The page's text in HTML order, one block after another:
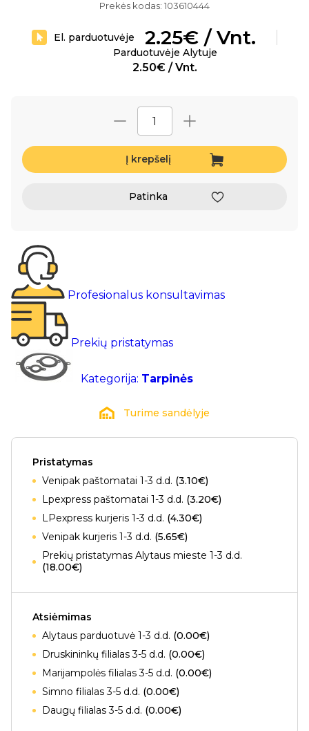
Prekės kodas: 103610444
El. parduotuvėje 2.25€ / Vnt.
Parduotuvėje Alytuje
2.50€ / Vnt.
Į krepšelį
Patinka
Profesionalus konsultavimas
Prekių pristatymas
Kategorija: Tarpinės
Turime sandėlyje
Pristatymas
Venipak paštomatai 1-3 d.d. (3.10€)
Lpexpress paštomatai 1-3 d.d. (3.20€)
LPexpress kurjeris 1-3 d.d. (4.30€)
Venipak kurjeris 1-3 d.d. (5.65€)
Prekių pristatymas Alytaus mieste 1-3 d.d.
(18.00€)
Atsiėmimas
Alytaus parduotuvė 1-3 d.d. (0.00€)
Druskininkų filialas 3-5 d.d. (0.00€)
Marijampolės filialas 3-5 d.d. (0.00€)
Simno filialas 3-5 d.d. (0.00€)
Daugų filialas 3-5 d.d. (0.00€)